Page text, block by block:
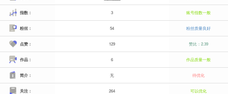
指数： 3 账号指数一般
粉丝： 54 粉丝质量良好
点赞： 129 赞比：2.39
作品： 6 作品质量一般
简介： 无 待优化
关注： 264 可以优化